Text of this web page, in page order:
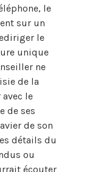
le
sur un
le
unique
ne
de la
le
de ses
de son
détails du
ou
écouter